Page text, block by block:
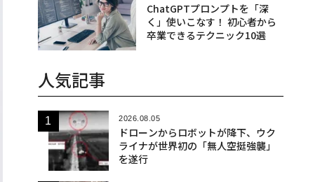
ChatGPTプロンプトを「深
く」使いこなす！ 初心者から
卒業できるテクニック10選
人気記事
2026.08.05
ドローンからロボットが降下、ウク
ライナが世界初の「無人空挺強襲」
を遂行